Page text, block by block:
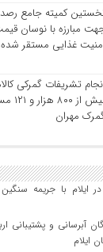
کمیته جامع رصد
مبارزه با نوسان
غذایی مستقر
تشریفات گمرکی
بیش
مهران
ایلام با جریمه سنگین
ایلام